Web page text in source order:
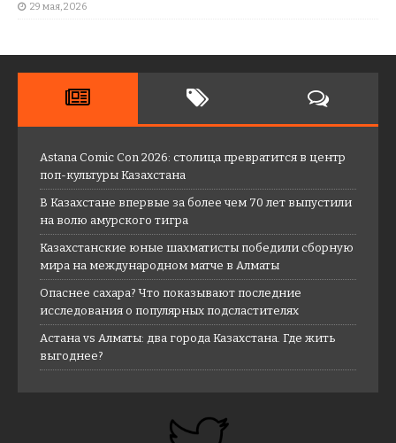
29 мая, 2026
Astana Comic Con 2026: столица превратится в центр
поп-культуры Казахстана
В Казахстане впервые за более чем 70 лет выпустили
на волю амурского тигра
Казахстанские юные шахматисты победили сборную
мира на международном матче в Алматы
Опаснее сахара? Что показывают последние
исследования о популярных подсластителях
Астана vs Алматы: два города Казахстана. Где жить
выгоднее?